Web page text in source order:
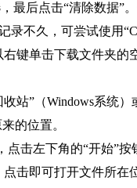
最后点击“清除数据”
录不久，可尝试使用
键单击下载文件夹的
站”（Windows系统
的位置。
点击左下角的“开始”
击即可打开文件所在